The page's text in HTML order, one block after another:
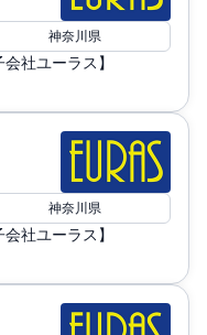
神奈川県
社ユーラス】
神奈川県
社ユーラス】